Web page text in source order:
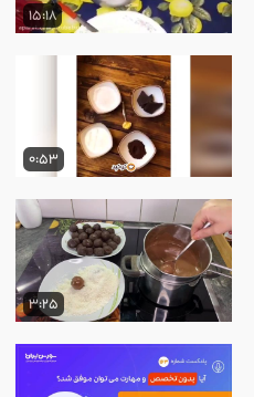
15:18
0:53
3:25